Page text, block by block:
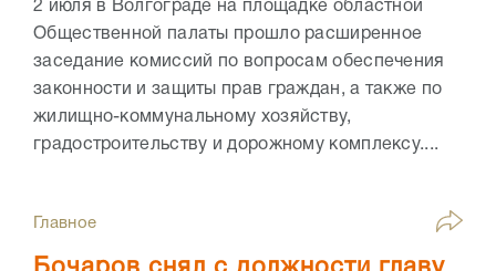
2 июля в Волгограде на площадке областной
Общественной палаты прошло расширенное
заседание комиссий по вопросам обеспечения
законности и защиты прав граждан, а также по
жилищно-коммунальному хозяйству,
градостроительству и дорожному комплексу....
Главное